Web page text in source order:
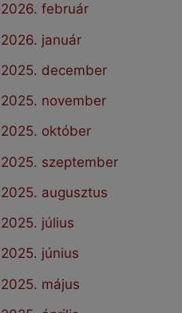
2026. február
2026. január
2025. december
2025. november
2025. október
2025. szeptember
2025. augusztus
2025. július
2025. június
2025. május